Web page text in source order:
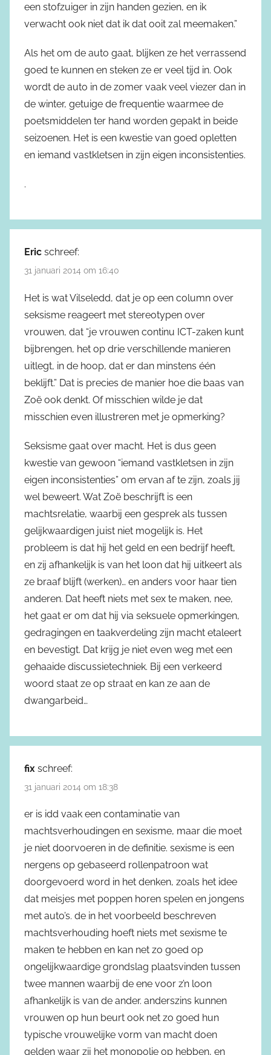
een stofzuiger in zijn handen gezien, en ik
verwacht ook niet dat ik dat ooit zal meemaken.”
Als het om de auto gaat, blijken ze het verrassend
goed te kunnen en steken ze er veel tijd in. Ook
wordt de auto in de zomer vaak veel viezer dan in
de winter, getuige de frequentie waarmee de
poetsmiddelen ter hand worden gepakt in beide
seizoenen. Het is een kwestie van goed opletten
en iemand vastkletsen in zijn eigen inconsistenties.
.
Eric schreef:
31 januari 2014 om 16:40
Het is wat Vilseledd, dat je op een column over
seksisme reageert met stereotypen over
vrouwen, dat “je vrouwen continu ICT-zaken kunt
bijbrengen, het op drie verschillende manieren
uitlegt, in de hoop, dat er dan minstens één
beklijft.” Dat is precies de manier hoe die baas van
Zoë ook denkt. Of misschien wilde je dat
misschien even illustreren met je opmerking?
Seksisme gaat over macht. Het is dus geen
kwestie van gewoon “iemand vastkletsen in zijn
eigen inconsistenties” om ervan af te zijn, zoals jij
wel beweert. Wat Zoë beschrijft is een
machtsrelatie, waarbij een gesprek als tussen
gelijkwaardigen juist niet mogelijk is. Het
probleem is dat hij het geld en een bedrijf heeft,
en zij afhankelijk is van het loon dat hij uitkeert als
ze braaf blijft (werken)… en anders voor haar tien
anderen. Dat heeft niets met sex te maken, nee,
het gaat er om dat hij via seksuele opmerkingen,
gedragingen en taakverdeling zijn macht etaleert
en bevestigt. Dat krijg je niet even weg met een
gehaaide discussietechniek. Bij een verkeerd
woord staat ze op straat en kan ze aan de
dwangarbeid…
fix schreef:
31 januari 2014 om 18:38
er is idd vaak een contaminatie van
machtsverhoudingen en sexisme, maar die moet
je niet doorvoeren in de definitie. sexisme is een
nergens op gebaseerd rollenpatroon wat
doorgevoerd word in het denken, zoals het idee
dat meisjes met poppen horen spelen en jongens
met auto’s. de in het voorbeeld beschreven
machtsverhouding hoeft niets met sexisme te
maken te hebben en kan net zo goed op
ongelijkwaardige grondslag plaatsvinden tussen
twee mannen waarbij de ene voor z’n loon
afhankelijk is van de ander. anderszins kunnen
vrouwen op hun beurt ook net zo goed hun
typische vrouwelijke vorm van macht doen
gelden waar zij het monopolie op hebben, en